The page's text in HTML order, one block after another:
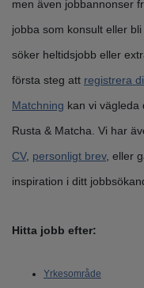
men även jobbannonser
jobba som konsult eller
söker heltidsjobb eller
första steg att registrera
Matchning kan vi vägleda
Rusta & Matcha. Vi har
CV, personligt brev, eller
inspiration i ditt
Hitta jobb efter:
Yrkesområde